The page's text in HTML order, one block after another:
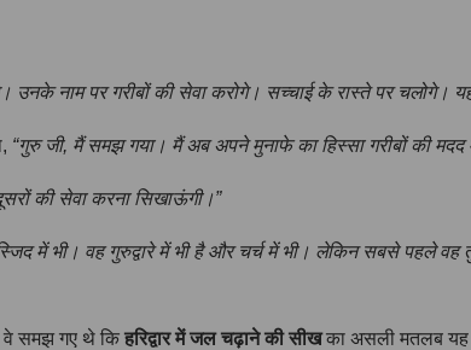
नाम पर गरीबों की सेवा करोगे। सच्चाई के रास्ते पर चलोगे।
“गुरु जी, मैं समझ गया। मैं अब अपने मुनाफे का हिस्सा गरीबों की मदद
की सेवा करना सिखाऊंगी।”
में भी। वह गुरुद्वारे में भी है और चर्च में भी। लेकिन सबसे पहले
वे समझ गए थे कि हरिद्वार में जल चढ़ाने की सीखका असली मतलब यह